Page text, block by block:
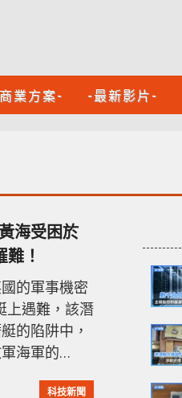
業方案- -最新影片-
海受困於
！
的軍事機密
上遇難，該潛
的陷阱中，
海軍的
科技新聞